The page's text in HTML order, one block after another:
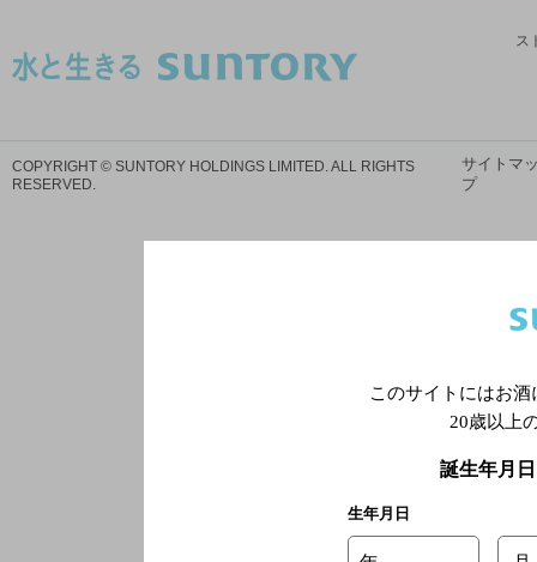
ス
COPYRIGHT © SUNTORY HOLDINGS LIMITED.ALL RIGHTS
RESERVED.
サイトマ
プ
このサイトにはお
20歳以上
誕生年月
生年月日